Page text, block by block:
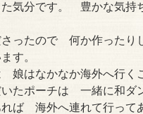
気分です。 豊かな気持
ったので 何か作ったり
す。
はなかなか海外へ行く
たポーチは 一緒に和ダ
ば 海外へ連れて行って